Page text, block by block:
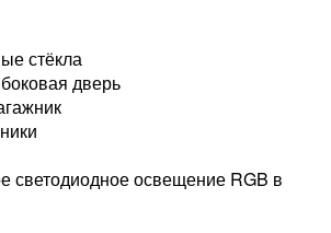
стёкла
дверь
светодиодное освещение RGB в